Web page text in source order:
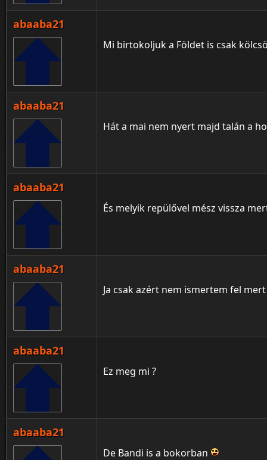
abaaba21
Mi birtokoljuk a Földet is csak
abaaba21
Hát a mai nem nyert majd talán a
abaaba21
És melyik repülővel mész vissza
abaaba21
Ja csak azért nem ismertem fel
abaaba21
Ez meg mi ?
abaaba21
De Bandi is a bokorban